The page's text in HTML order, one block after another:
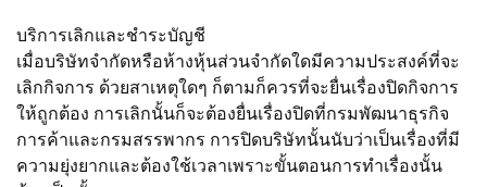
บริการเลิกและชำระบัญชี
เมื่อบริษัทจำกัดหรือห้างหุ้นส่วนจำกัดใดมีความประสงค์ที่จะ
เลิกกิจการ ด้วยสาเหตุใดๆ ก็ตามก็ควรที่จะยื่นเรื่องปิดกิจการ
ให้ถูกต้อง การเลิกนั้นก็จะต้องยื่นเรื่องปิดที่กรมพัฒนาธุรกิจ
การค้าและกรมสรรพากร การปิดบริษัทนั้นนับว่าเป็นเรื่องที่มี
ความยุ่งยากและต้องใช้เวลาเพราะขั้นตอนการทำเรื่องนั้น